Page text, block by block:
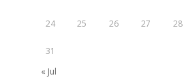
24 25 26 27 28
31
« Jul